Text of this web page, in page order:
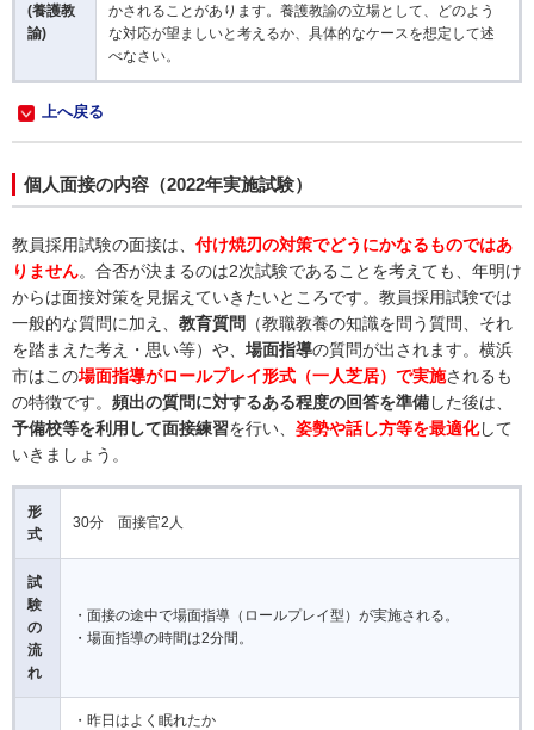
(養護教
諭)
かされることがあります。養護教諭の立場として、どのよう
な対応が望ましいと考えるか、具体的なケースを想定して述
べなさい。
上へ戻る
個人面接の内容（2022年実施試験）
教員採用試験の面接は、 付け焼刃の対策でどうにかなるものではあ
りません。合否が決まるのは2次試験であることを考えても、年明け
からは面接対策を見据えていきたいところです。教員採用試験では
一般的な質問に加え、 教育質問 （教職教養の知識を問う質問、それ
を踏まえた考え・思い等）や、 場面指導の質問が出されます。横浜
市はこの場面指導がロールプレイ形式（一人芝居）で実施されるも
の特徴です。 頻出の質問に対するある程度の回答を準備した後は、
予備校等を利用して面接練習を行い、 姿勢や話し方等を最適化して
いきましょう。
形
式
30分 面接官2人
試
験
の
流
れ
・面接の途中で場面指導（ロールプレイ型）が実施される。
・場面指導の時間は2分間。
・昨日はよく眠れたか